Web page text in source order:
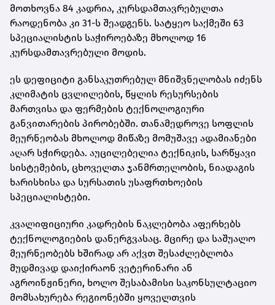
მოთხოვნა 84 კადრია, კურსდამთავრებულთა
რაოდენობა კი 31-ს შეადგენს. სატყეო საქმეში 63
სპეციალისტის საჭიროებაზე მხოლოდ 16
კურსდამთავრებული მოდის.
ეს დეფიციტი განსაკუთრებულ მნიშვნელობას იძენს
კლიმატის ცვლილების, წყლის რესურსების
მართვისა და ფერმების ტექნოლოგიური
განვითარების პირობებში. თანამედროვე სოფლის
მეურნეობას მხოლოდ მიწაზე მომუშავე ადამიანები
აღარ სჭირდება. აუცილებელია ტექნიკის, სარწყავი
სისტემების, ცხოველთა ჯანმრთელობის, ნიადაგის
ხარისხისა და სურსათის უსაფრთხოების
სპეციალისტები.
კვალიფიციური კადრების ნაკლებობა აფერხებს
ტექნოლოგიების დანერგვასაც. მცირე და საშუალო
მეურნეობებს ხშირად არ აქვთ შესაძლებლობა
მუდმივად დაიქირაონ ვეტერინარი ან
აგროინჟინერი, ხოლო შესაბამისი საკონსულტაციო
მომსახურება რეგიონებში ყოველთვის